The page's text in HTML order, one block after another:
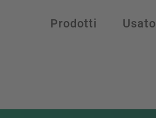
Prodotti Usato